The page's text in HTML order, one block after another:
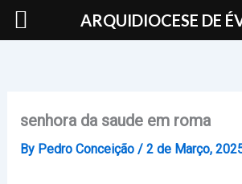
Skip
senhora da saude em roma
By Pedro Conceição / 2 de Março,
ARQUIDIOCESE DE